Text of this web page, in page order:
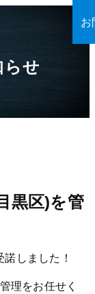
お
せ
黒区)を管
しました！
理をお任せく